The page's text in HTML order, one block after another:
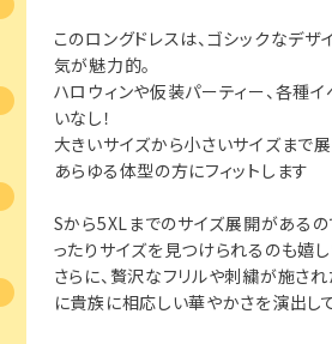
このロングドレスは、ゴシックなデザ
気が魅力的。
ハロウィンや仮装パーティー、各種
いなし！
大きいサイズから小さいサイズまで
あらゆる体型の方にフィットします
Sから5XLまでのサイズ展開がある
ったりサイズを見つけられるのも嬉
さらに、贅沢なフリルや刺繍が施され
に貴族に相応しい華やかさを演出し